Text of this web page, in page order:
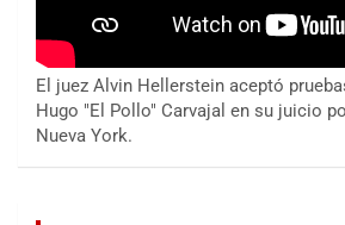
El juez Alvin Hellerstein aceptó
Hugo "El Pollo" Carvajal en su juicio
Nueva York.